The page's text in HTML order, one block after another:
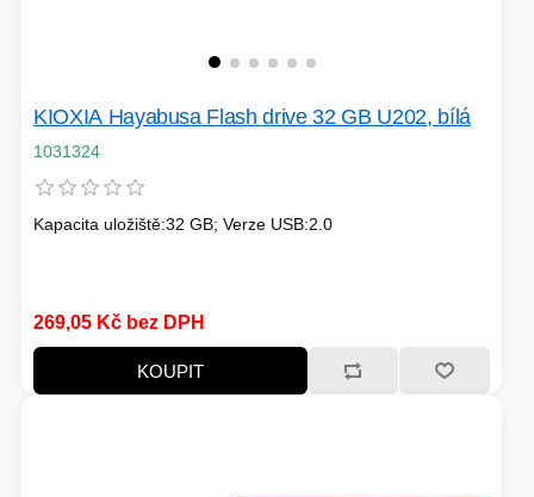
KIOXIA Hayabusa Flash drive 32 GB U202, bílá
1031324
Kapacita uložiště:32 GB; Verze USB:2.0
269,05 Kč bez DPH
KOUPIT